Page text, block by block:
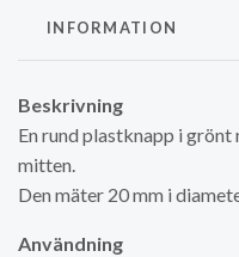
INFORMATION
Beskrivning
En rund plastknapp i
mitten.
Den mäter 20 mm i
Användning